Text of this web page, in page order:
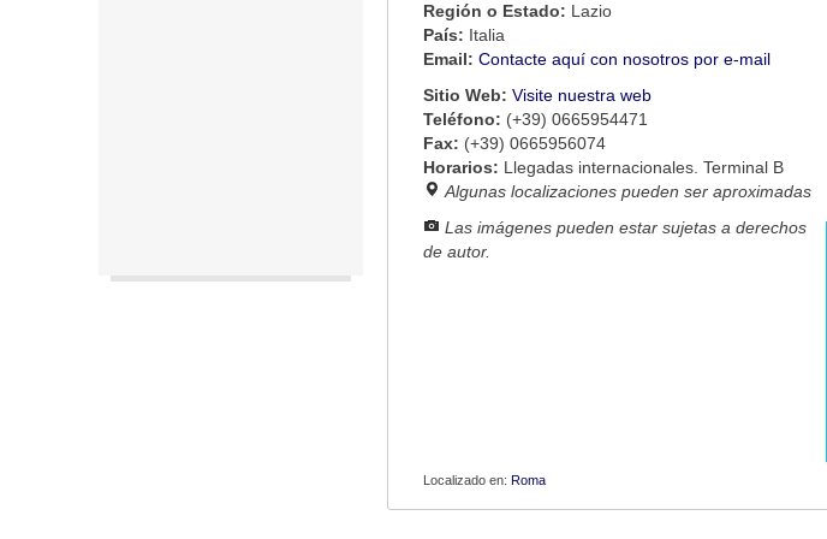
Región o Estado: Lazio
País: Italia
Email: Contacte aquí con nosotros por e-mail
Sitio Web: Visite nuestra web
Teléfono: (+39) 0665954471
Fax: (+39) 0665956074
Horarios: Llegadas internacionales. Terminal B
Algunas localizaciones pueden ser aproximadas
Las imágenes pueden estar sujetas a derechos
de autor.
Localizado en: Roma